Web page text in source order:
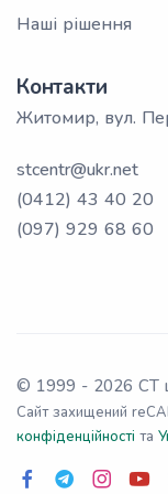
Наші рішення
Контакти
Житомир, вул.
stcentr@ukr.net
(0412) 43 40 20
(097) 929 68 60
© 1999 - 2026 СТ
Сайт захищений
конфіденційності та